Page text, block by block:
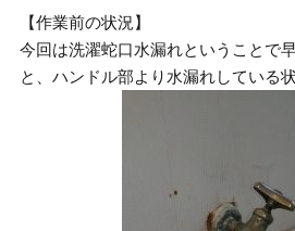
【作業前の状況】
今回は洗濯蛇口水漏れということで
と、ハンドル部より水漏れしている